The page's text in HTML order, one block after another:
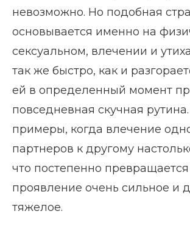
невозможно. Но подобная
основывается именно на
сексуальном, влечении и
так же быстро, как и
ей в определенный момент
повседневная скучная рутина.
примеры, когда влечение
партнеров к другому
что постепенно
проявление очень сильное и
тяжелое.